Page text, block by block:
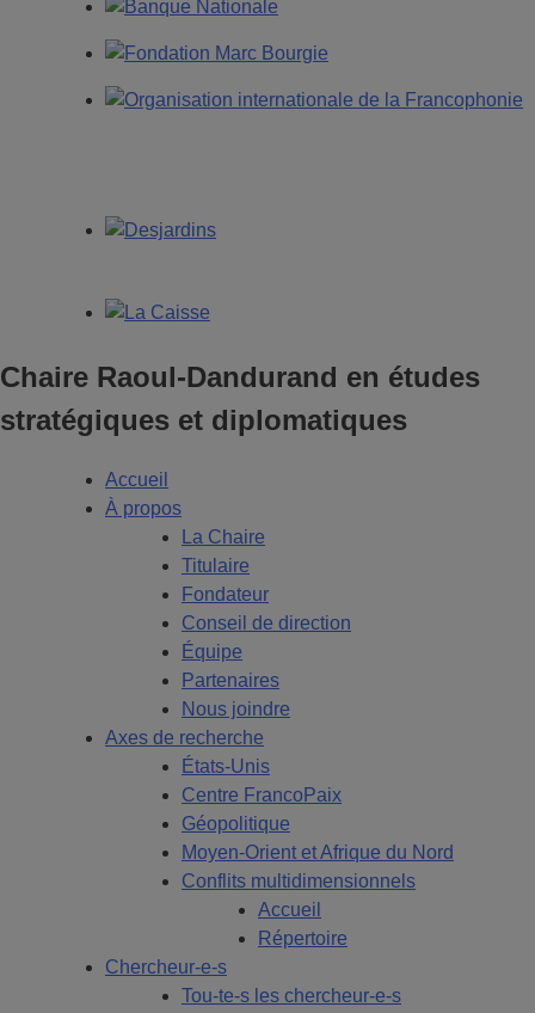
Chaire Raoul-Dandurand en études
stratégiques et diplomatiques
Accueil
À propos
La Chaire
Titulaire
Fondateur
Conseil de direction
Équipe
Partenaires
Nous joindre
Axes de recherche
États-Unis
Centre FrancoPaix
Géopolitique
Moyen-Orient et Afrique du Nord
Conflits multidimensionnels
Accueil
Répertoire
Chercheur-e-s
Tou-te-s les chercheur-e-s